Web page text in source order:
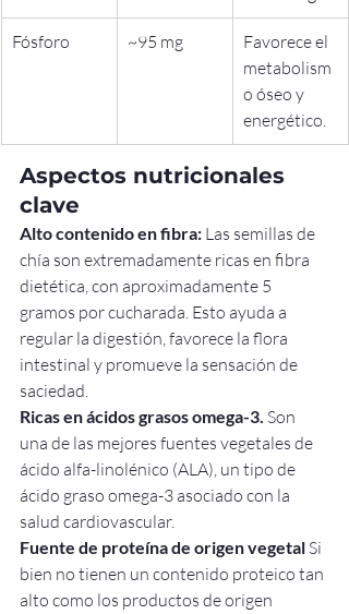
Fósforo ~95 mg
Favorece el
metabolism
o óseo y
energético.
Aspectos nutricionales
clave
Alto contenido en fibra: Las semillas de
chía son extremadamente ricas en fibra
dietética, con aproximadamente 5
gramos por cucharada. Esto ayuda a
regular la digestión, favorece la flora
intestinal y promueve la sensación de
saciedad.
Ricas en ácidos grasos omega-3. Son
una de las mejores fuentes vegetales de
ácido alfa-linolénico (ALA), un tipo de
ácido graso omega-3 asociado con la
salud cardiovascular.
Fuente de proteína de origen vegetal Si
bien no tienen un contenido proteico tan
alto como los productos de origen